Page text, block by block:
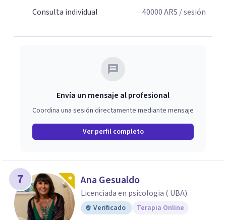
Consulta individual
40000ARS / sesión
Envía un mensaje al profesional
Coordina una sesión directamente mediante mensaje
Ver perfil completo
7 Ana Gesualdo
Licenciada en psicologia ( UBA)
Verificado Terapia Online